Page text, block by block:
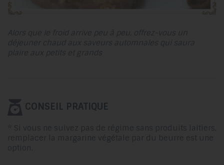
Alors que le froid arrive peu à peu, offrez-vous un
déjeuner chaud aux saveurs automnales qui saura
plaire aux petits et grands
CONSEIL PRATIQUE
* Si vous ne suivez pas de régime sans produits laitiers,
remplacer la margarine végétale par du beurre est une
option.